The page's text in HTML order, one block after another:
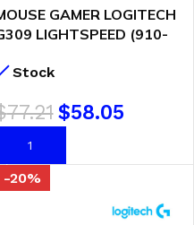
GAMER LOGITECH
LIGHTSPEED (910-
HERO 25K
Stock
77.21 $58.05
AÑADIR AL CARRITO
-20%